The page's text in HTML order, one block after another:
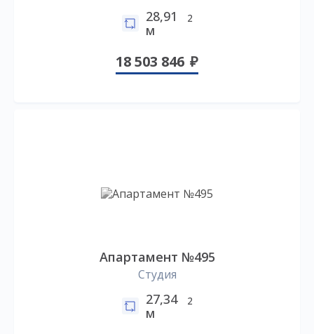
28,91
м
2
18 503 846
Апартамент №495
Студия
27,34
м
2